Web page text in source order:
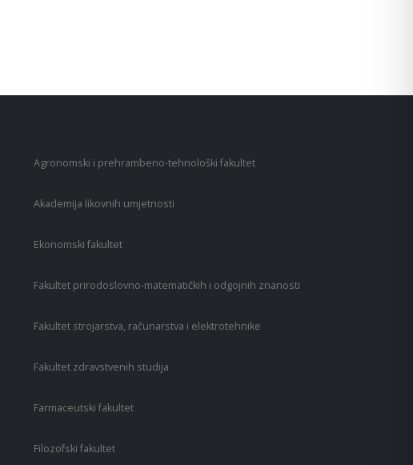
Agronomski i prehrambeno-tehnološki fakultet
Akademija likovnih umjetnosti
Ekonomski fakultet
Fakultet prirodoslovno-matematičkih i odgojnih znanosti
Fakultet strojarstva, računarstva i elektrotehnike
Fakultet zdravstvenih studija
Farmaceutski fakultet
Filozofski fakultet